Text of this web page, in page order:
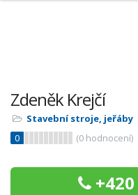
Zdeněk Krejčí
Stavební stroje, jeřáby
0
(0 hodnocení)